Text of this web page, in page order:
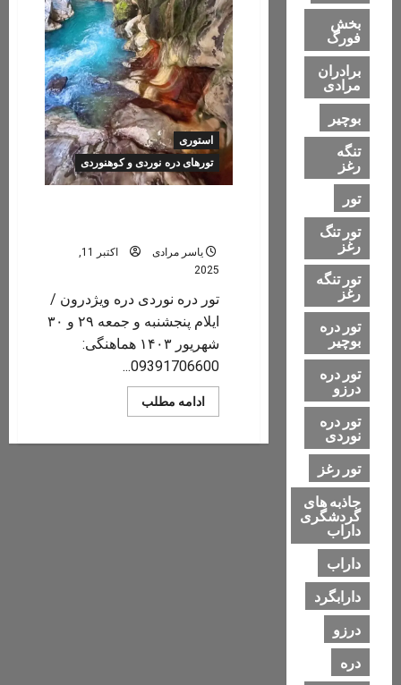
استوری
تورهای دره نوردی و کوهنوردی
یاسر مرادی
اکتبر 11,
2025
تور دره نوردی دره ویژدرون /
ایلام پنجشنبه و جمعه ۲۹ و ۳۰
شهریور ۱۴۰۳ هماهنگی:
09391706600...
ادامه مطلب
more
بخش
فورگ
برادران
مرادی
بوچیر
تنگه
رغز
تور
تور تنگ
رغز
تور تنگه
رغز
تور دره
بوچیر
تور دره
درزو
تور دره
نوردی
تور رغز
جاذبه های
گردشگری
داراب
داراب
دارابگرد
درزو
دره